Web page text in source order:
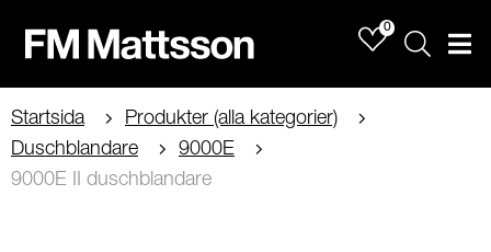
0
Sök
Startsida
Produkter (alla kategorier)
Duschblandare
9000E
9000E II duschblandare